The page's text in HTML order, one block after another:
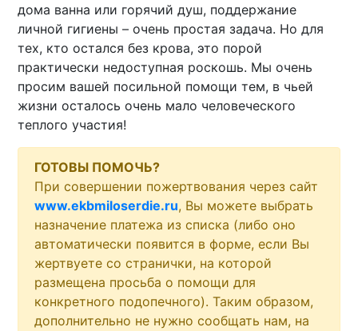
дома ванна или горячий душ, поддержание
личной гигиены – очень простая задача. Но для
тех, кто остался без крова, это порой
практически недоступная роскошь. Мы очень
просим вашей посильной помощи тем, в чьей
жизни осталось очень мало человеческого
теплого участия!
ГОТОВЫ ПОМОЧЬ?
При совершении пожертвования через сайт
www.ekbmiloserdie.ru, Вы можете выбрать
назначение платежа из списка (либо оно
автоматически появится в форме, если Вы
жертвуете со странички, на которой
размещена просьба о помощи для
конкретного подопечного). Таким образом,
дополнительно не нужно сообщать нам, на